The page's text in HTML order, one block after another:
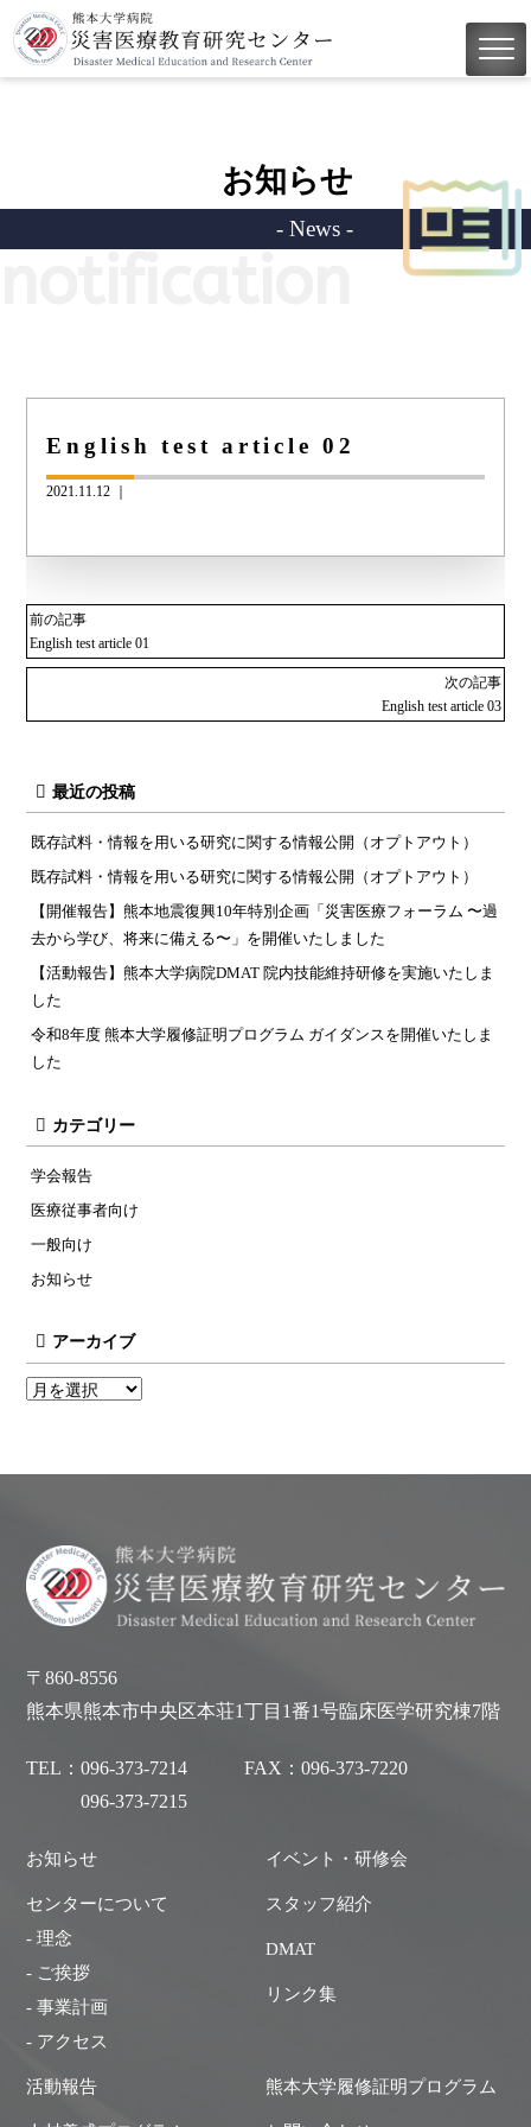
お知らせ
- News -
English test article 02
2021.11.12 ｜
前の記事
English test article 01
次の記事
English test article 03
最近の投稿
既存試料・情報を用いる研究に関する情報公開（オプトアウト）
既存試料・情報を用いる研究に関する情報公開（オプトアウト）
【開催報告】熊本地震復興10年特別企画「災害医療フォーラム 〜過
去から学び、将来に備える〜」を開催いたしました
【活動報告】熊本大学病院DMAT 院内技能維持研修を実施いたしま
した
令和8年度 熊本大学履修証明プログラム ガイダンスを開催いたしま
した
カテゴリー
学会報告
医療従事者向け
一般向け
お知らせ
アーカイブ
〒860-8556
熊本県熊本市中央区本荘1丁目1番1号臨床医学研究棟7階
TEL：096-373-7214
096-373-7215
FAX：096-373-7220
お知らせ
センターについて
- 理念
- ご挨拶
- 事業計画
- アクセス
イベント・研修会
スタッフ紹介
DMAT
リンク集
活動報告 熊本大学履修証明プログラム